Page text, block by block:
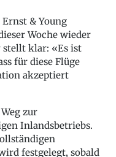
& Young
Woche wieder
stellt klar: «Es ist
für diese Flüge
akzeptiert
zur
Inlandsbetriebs.
festgelegt, sobald